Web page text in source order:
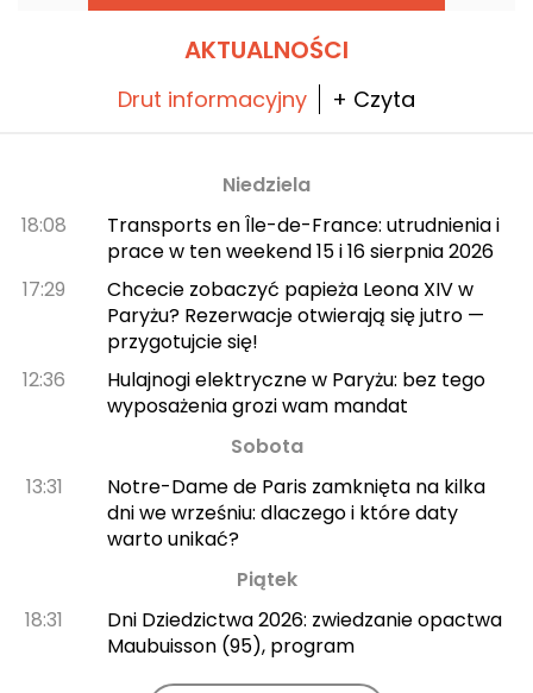
AKTUALNOŚCI
Drut informacyjny + Czyta
Niedziela
18:08
Transports en Île-de-France: utrudnienia i
prace w ten weekend 15 i 16 sierpnia 2026
17:29
Chcecie zobaczyć papieża Leona XIV w
Paryżu? Rezerwacje otwierają się jutro —
przygotujcie się!
12:36
Hulajnogi elektryczne w Paryżu: bez tego
wyposażenia grozi wam mandat
Sobota
13:31
Notre-Dame de Paris zamknięta na kilka
dni we wrześniu: dlaczego i które daty
warto unikać?
Piątek
18:31
Dni Dziedzictwa 2026: zwiedzanie opactwa
Maubuisson (95), program